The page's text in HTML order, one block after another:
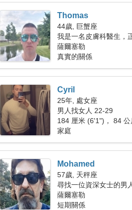
Thomas
44歲, 巨蟹座
我是一名皮膚科醫生，
性
薩爾塞勒
真實的關係
Cyril
25年, 處女座
男人找女人 22-29
184 厘米 (6'1")， 84
家庭
Mohamed
57歲, 天秤座
尋找一位資深女士的男
薩爾塞勒
短期關係